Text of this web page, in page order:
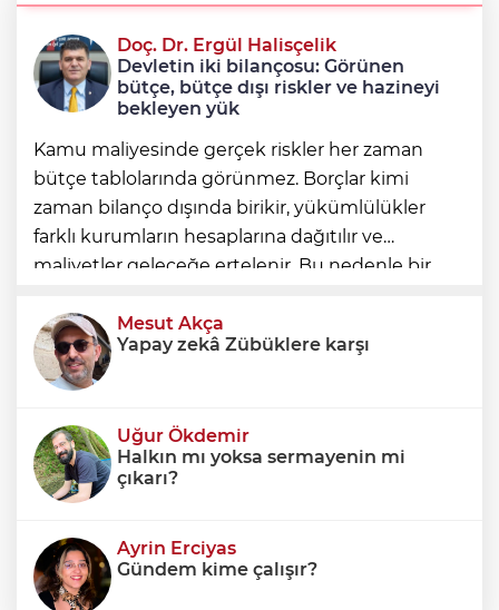
Erkan Aydın Osmangazi’nin nabzını
sahada tuttu
Doç. Dr. Ergül Halisçelik
Devletin iki bilançosu: Görünen
bütçe, bütçe dışı riskler ve hazineyi
bekleyen yük
Kamu maliyesinde gerçek riskler her zaman
bütçe tablolarında görünmez. Borçlar kimi
zaman bilanço dışında birikir, yükümlülükler
farklı kurumların hesaplarına dağıtılır ve
maliyetler geleceğe ertelenir. Bu nedenle bir
yalnızca bütçe açığına veya resmi borç stok
Mesut Akça
Yapay zekâ Zübüklere karşı
Uğur Ökdemir
Halkın mı yoksa sermayenin mi
çıkarı?
Ayrin Erciyas
Gündem kime çalışır?